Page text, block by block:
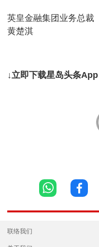
英皇金融集团业务总裁
黄楚淇
↓立即下载星岛头条
联络我们